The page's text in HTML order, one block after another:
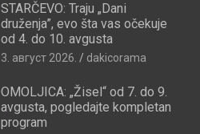
STARČEVO: Traju „Dani
druženja”, evo šta vas očekuje
od 4. do 10. avgusta
3. август 2026. dakicorama
OMOLJICA: „Žisel“ od 7. do 9.
avgusta, pogledajte kompletan
program